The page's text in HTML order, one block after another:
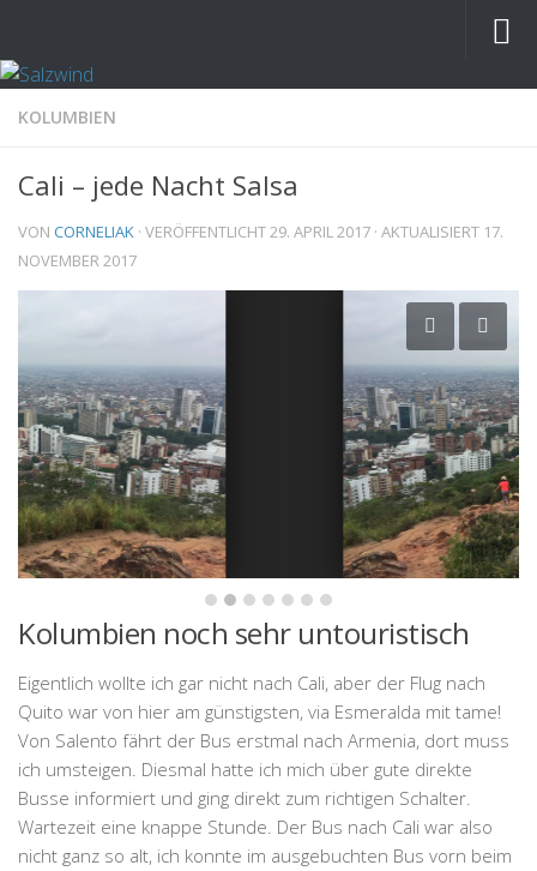
KOLUMBIEN
Cali – jede Nacht Salsa
VON CORNELIAK · VERÖFFENTLICHT29. APRIL 2017 · AKTUALISIERT 17.
NOVEMBER 2017
Kolumbien noch sehr untouristisch
Eigentlich wollte ich gar nicht nach Cali, aber der Flug nach
Quito war von hier am günstigsten, via Esmeralda mit tame!
Von Salento fährt der Bus erstmal nach Armenia, dort muss
ich umsteigen. Diesmal hatte ich mich über gute direkte
Busse informiert und ging direkt zum richtigen Schalter.
Wartezeit eine knappe Stunde. Der Bus nach Cali war also
nicht ganz so alt, ich konnte im ausgebuchten Bus vorn beim